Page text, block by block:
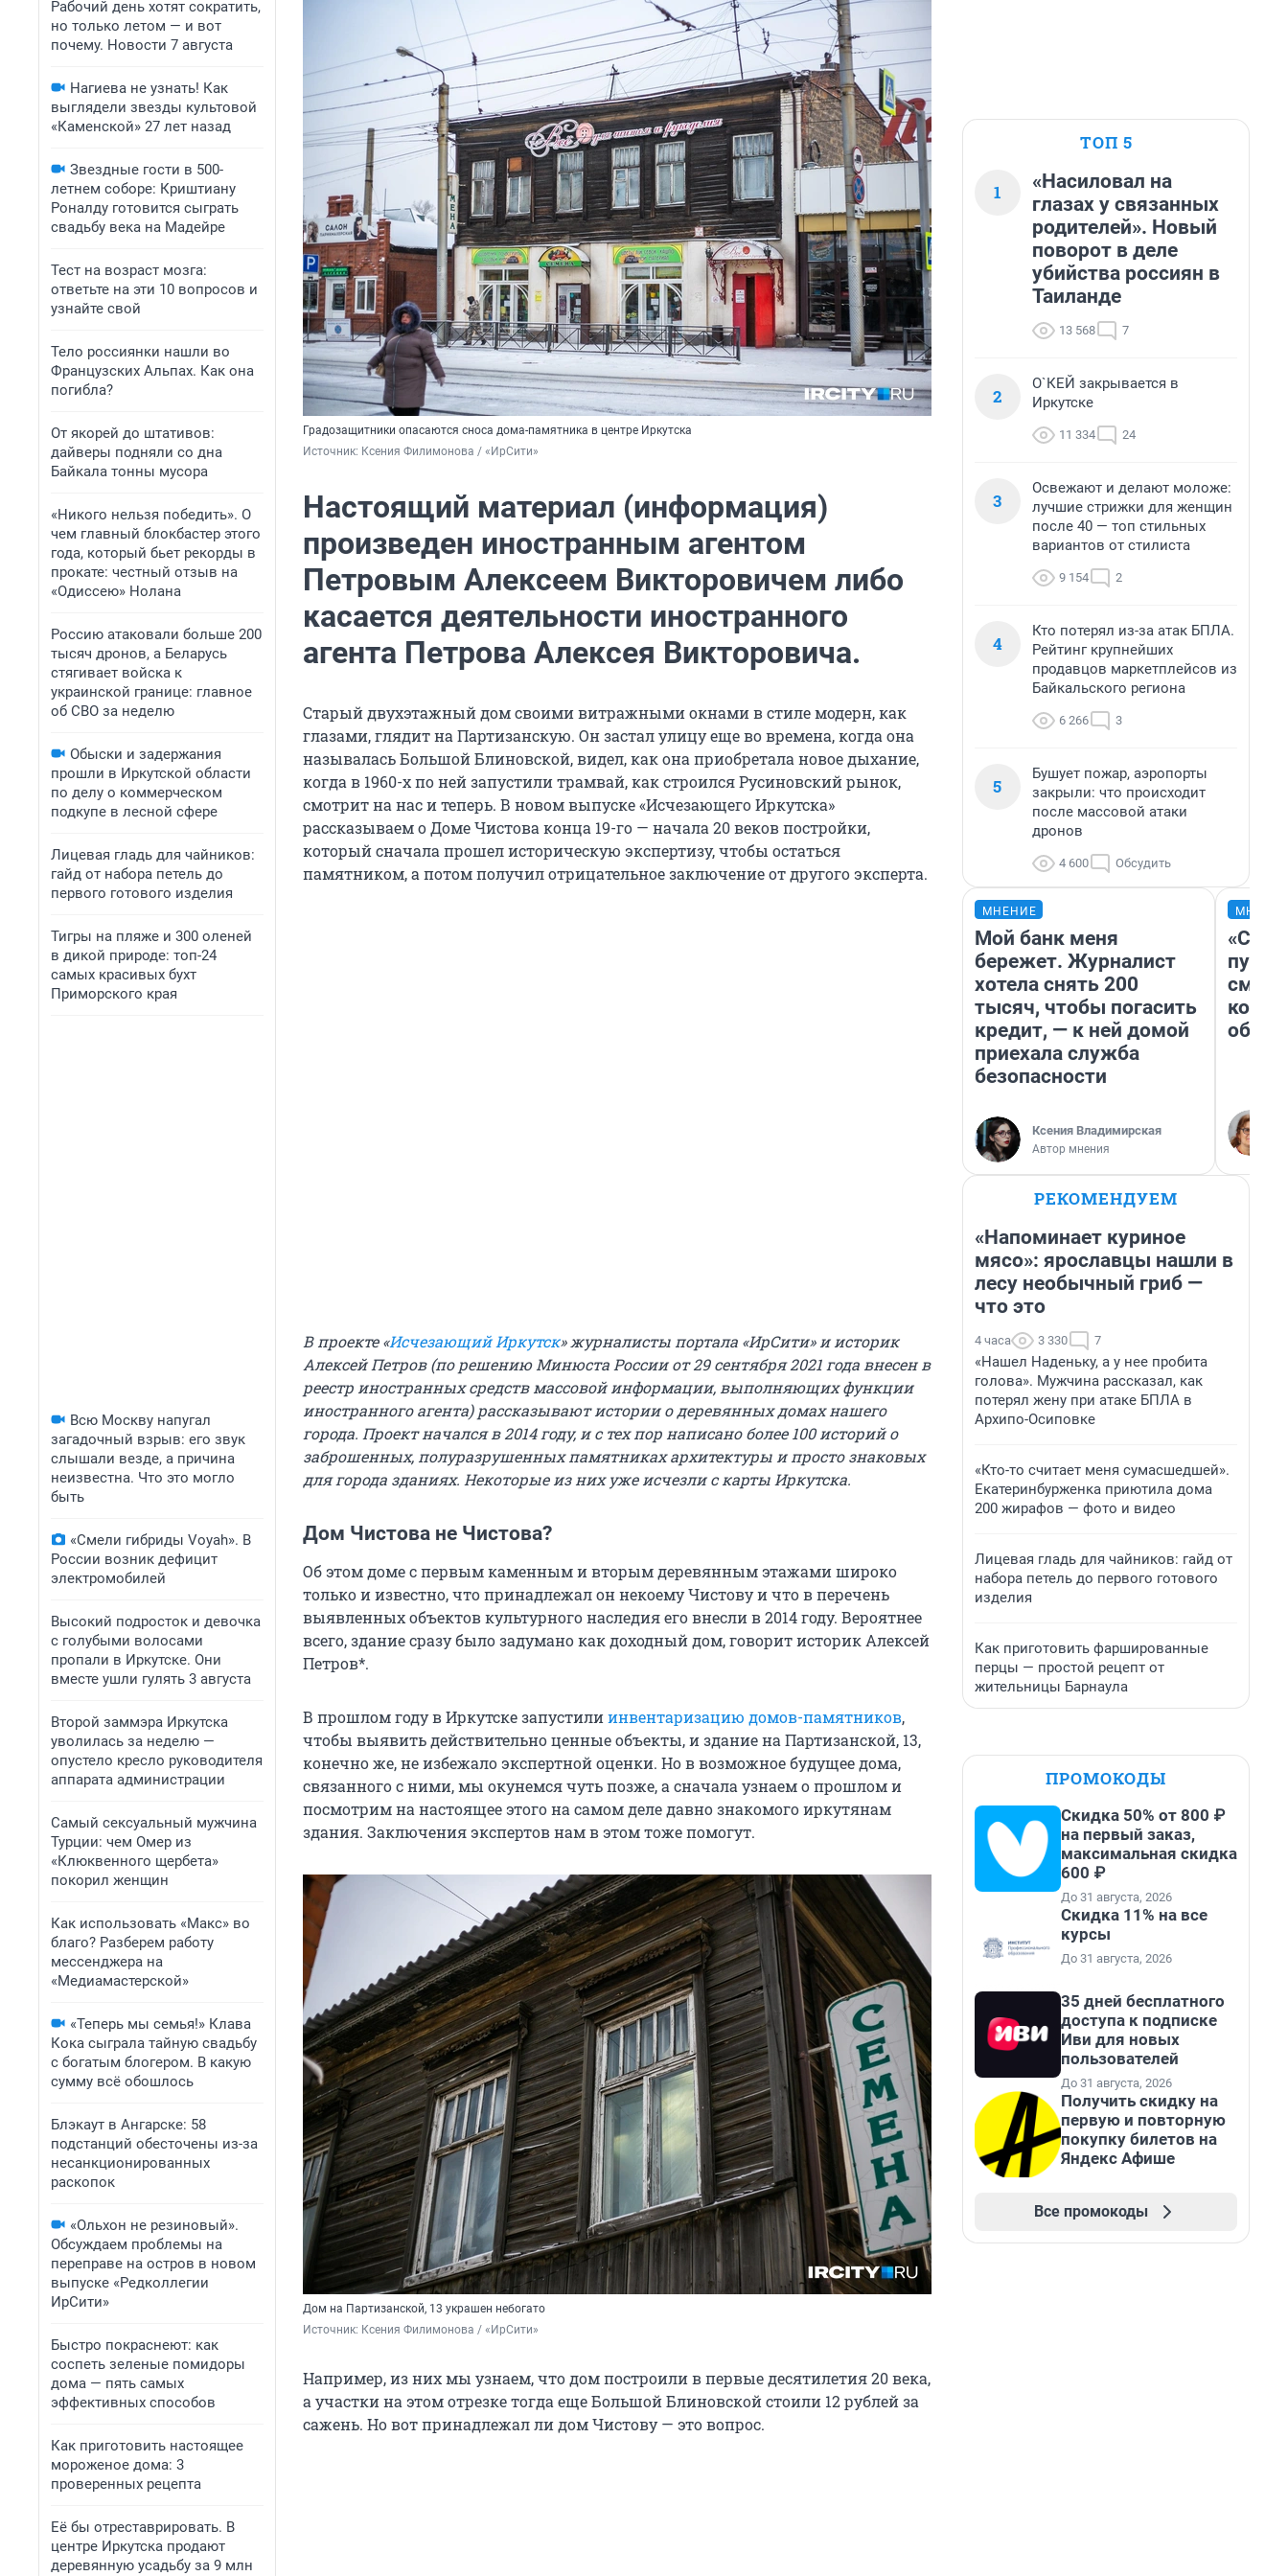
Рабочий день хотят сократить,
но только летом — и вот
почему. Новости 7 августа
Нагиева не узнать! Как
выглядели звезды культовой
«Каменской» 27 лет назад
Звездные гости в 500-
летнем соборе: Криштиану
Роналду готовится сыграть
свадьбу века на Мадейре
Тест на возраст мозга:
ответьте на эти 10 вопросов и
узнайте свой
Тело россиянки нашли во
Французских Альпах. Как она
погибла?
От якорей до штативов:
дайверы подняли со дна
Байкала тонны мусора
«Никого нельзя победить». О
чем главный блокбастер этого
года, который бьет рекорды в
прокате: честный отзыв на
«Одиссею» Нолана
Россию атаковали больше 200
тысяч дронов, а Беларусь
стягивает войска к
украинской границе: главное
об СВО за неделю
Обыски и задержания
прошли в Иркутской области
по делу о коммерческом
подкупе в лесной сфере
Лицевая гладь для чайников:
гайд от набора петель до
первого готового изделия
Тигры на пляже и 300 оленей
в дикой природе: топ-24
самых красивых бухт
Приморского края
Всю Москву напугал
загадочный взрыв: его звук
слышали везде, а причина
неизвестна. Что это могло
быть
«Смели гибриды Voyah». В
России возник дефицит
электромобилей
Высокий подросток и девочка
с голубыми волосами
пропали в Иркутске. Они
вместе ушли гулять 3 августа
Второй заммэра Иркутска
уволилась за неделю —
опустело кресло руководителя
аппарата администрации
Самый сексуальный мужчина
Турции: чем Омер из
«Клюквенного щербета»
покорил женщин
Как использовать «Макс» во
благо? Разберем работу
мессенджера на
«Медиамастерской»
«Теперь мы семья!» Клава
Кока сыграла тайную свадьбу
с богатым блогером. В какую
сумму всё обошлось
Блэкаут в Ангарске: 58
подстанций обесточены из-за
несанкционированных
раскопок
«Ольхон не резиновый».
Обсуждаем проблемы на
переправе на остров в новом
выпуске «Редколлегии
ИрСити»
Быстро покраснеют: как
соспеть зеленые помидоры
дома — пять самых
эффективных способов
Как приготовить настоящее
мороженое дома: 3
проверенных рецепта
Её бы отреставрировать. В
центре Иркутска продают
деревянную усадьбу за 9 млн
Градозащитники опасаются сноса дома-памятника в центре Иркутска
Источник: Ксения Филимонова / «ИрСити»
Настоящий материал (информация)
произведен иностранным агентом
Петровым Алексеем Викторовичем либо
касается деятельности иностранного
агента Петрова Алексея Викторовича.
Старый двухэтажный дом своими витражными окнами в стиле модерн, как
глазами, глядит на Партизанскую. Он застал улицу еще во времена, когда она
называлась Большой Блиновской, видел, как она приобретала новое дыхание,
когда в 1960-х по ней запустили трамвай, как строился Русиновский рынок,
смотрит на нас и теперь. В новом выпуске «Исчезающего Иркутска»
рассказываем о Доме Чистова конца 19-го — начала 20 веков постройки,
который сначала прошел историческую экспертизу, чтобы остаться
памятником, а потом получил отрицательное заключение от другого эксперта.
В проекте «Исчезающий Иркутск» журналисты портала «ИрСити» и историк
Алексей Петров (по решению Минюста России от 29 сентября 2021 года внесен в
реестр иностранных средств массовой информации, выполняющих функции
иностранного агента) рассказывают истории о деревянных домах нашего
города. Проект начался в 2014 году, и с тех пор написано более 100 историй о
заброшенных, полуразрушенных памятниках архитектуры и просто знаковых
для города зданиях. Некоторые из них уже исчезли с карты Иркутска.
Дом Чистова не Чистова?
Об этом доме с первым каменным и вторым деревянным этажами широко
только и известно, что принадлежал он некоему Чистову и что в перечень
выявленных объектов культурного наследия его внесли в 2014 году. Вероятнее
всего, здание сразу было задумано как доходный дом, говорит историк Алексей
Петров*.
В прошлом году в Иркутске запустилиинвентаризацию домов-памятников,
чтобы выявить действительно ценные объекты, и здание на Партизанской, 13,
конечно же, не избежало экспертной оценки. Но в возможное будущее дома,
связанного с ними, мы окунемся чуть позже, а сначала узнаем о прошлом и
посмотрим на настоящее этого на самом деле давно знакомого иркутянам
здания. Заключения экспертов нам в этом тоже помогут.
Дом на Партизанской, 13 украшен небогато
Источник: Ксения Филимонова / «ИрСити»
Например, из них мы узнаем, что дом построили в первые десятилетия 20 века,
а участки на этом отрезке тогда еще Большой Блиновской стоили 12 рублей за
сажень. Но вот принадлежал ли дом Чистову — это вопрос.
ТОП 5
1
«Насиловал на
глазах у связанных
родителей». Новый
поворот в деле
убийства россиян в
Таиланде
13 568 7
2
О`КЕЙ закрывается в
Иркутске
11 334 24
3
Освежают и делают моложе:
лучшие стрижки для женщин
после 40 — топ стильных
вариантов от стилиста
9 154 2
4
Кто потерял из-за атак БПЛА.
Рейтинг крупнейших
продавцов маркетплейсов из
Байкальского региона
6 266 3
5
Бушует пожар, аэропорты
закрыли: что происходит
после массовой атаки
дронов
4 600 Обсудить
МНЕНИЕ
Мой банк меня
бережет. Журналист
хотела снять 200
тысяч, чтобы погасить
кредит, — к ней домой
приехала служба
безопасности
Ксения Владимирская
Автор мнения
РЕКОМЕНДУЕМ
«Напоминает куриное
мясо»: ярославцы нашли в
лесу необычный гриб —
что это
4 часа 3 330 7
«Нашел Наденьку, а у нее пробита
голова». Мужчина рассказал, как
потерял жену при атаке БПЛА в
Архипо-Осиповке
«Кто-то считает меня сумасшедшей».
Екатеринбурженка приютила дома
200 жирафов — фото и видео
Лицевая гладь для чайников: гайд от
набора петель до первого готового
изделия
Как приготовить фаршированные
перцы — простой рецепт от
жительницы Барнаула
ПРОМОКОДЫ
Скидка 50% от 800 ₽
на первый заказ,
максимальная скидка
600 ₽
До 31 августа, 2026
Скидка 11% на все
курсы
До 31 августа, 2026
35 дней бесплатного
доступа к подписке
Иви для новых
пользователей
До 31 августа, 2026
Получить скидку на
первую и повторную
покупку билетов на
Яндекс Афише
Все промокоды